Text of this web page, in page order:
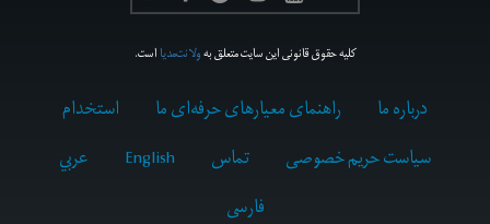
کلیه حقوق قانونی این سایت متعلق بهولانت‌مدیااست.
درباره ما راهنمای معیارهای حرفه‌ای ما
استخدام
سیاست حریم خصوصی
تماس English
عربي
فارسى